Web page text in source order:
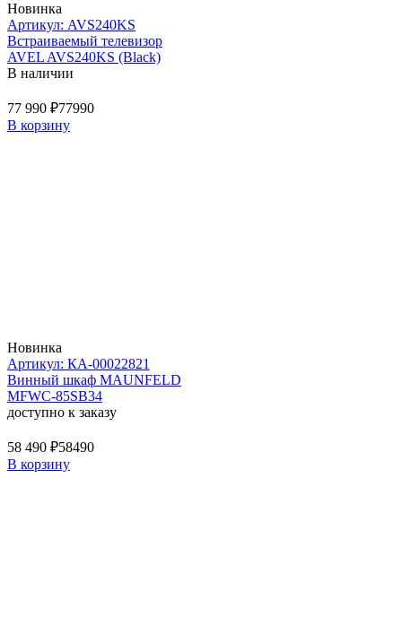
Новинка
Артикул: AVS240KS
Встраиваемый телевизор
AVEL AVS240KS (Black)
В наличии
77 990 ₽77990
В корзину
Новинка
Артикул: КА-00022821
Винный шкаф MAUNFELD
MFWC-85SB34
доступно к заказу
58 490 ₽58490
В корзину